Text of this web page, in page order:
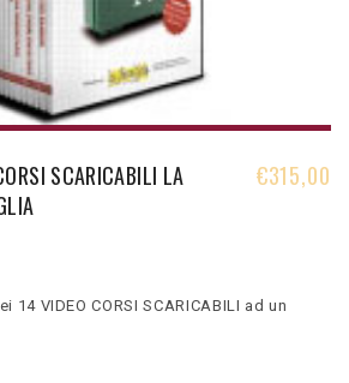
SCARICABILI LA
€315,00
VIDEO CORSI SCARICABILI ad un